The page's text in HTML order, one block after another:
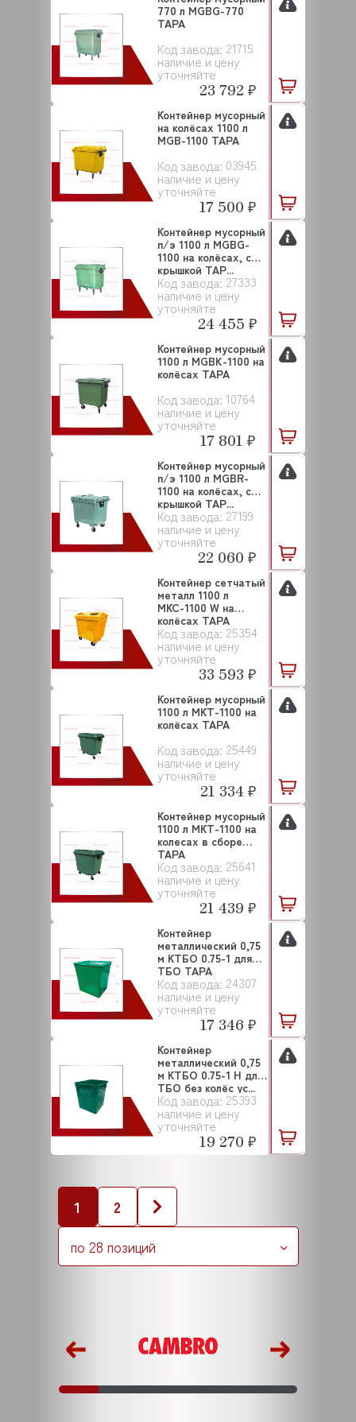
Код завода: 21715
наличие и цену
уточняйте
770 л MGBG-770
ТАРА
23 792 ₽
Код завода: 03945
наличие и цену
уточняйте
Контейнер мусорный
на колёсах 1100 л
MGB-1100 ТАРА
17 500 ₽
Код завода: 27333
наличие и цену
уточняйте
Контейнер мусорный
п/э 1100 л MGBG-
1100 на колёсах, с
крышкой ТАР...
24 455 ₽
Код завода: 10764
наличие и цену
уточняйте
Контейнер мусорный
1100 л MGBK-1100 на
колёсах ТАРА
17 801 ₽
Код завода: 27199
наличие и цену
уточняйте
Контейнер мусорный
п/э 1100 л MGBR-
1100 на колёсах, с
крышкой ТАР...
22 060 ₽
Код завода: 25354
наличие и цену
уточняйте
Контейнер сетчатый
металл 1100 л
МКС-1100 W на
колёсах ТАРА
33 593 ₽
Код завода: 25449
наличие и цену
уточняйте
Контейнер мусорный
1100 л МКТ-1100 на
колёсах ТАРА
21 334 ₽
Код завода: 25641
наличие и цену
уточняйте
Контейнер мусорный
1100 л МКТ-1100 на
колесах в сборе
ТАРА
21 439 ₽
Код завода: 24307
наличие и цену
уточняйте
Контейнер
металлический 0,75
м КТБО 0.75-1 для
ТБО ТАРА
17 346 ₽
Код завода: 25393
наличие и цену
уточняйте
Контейнер
металлический 0,75
м КТБО 0.75-1 H для
ТБО без колёс ус...
19 270 ₽
1
2
по 28 позиций